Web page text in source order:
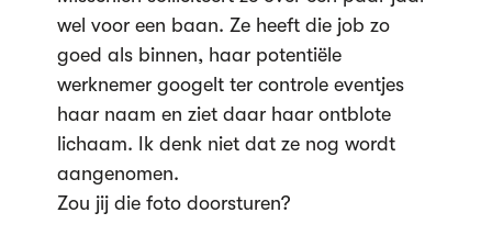
wel voor een baan. Ze heeft die job zo
goed als binnen, haar potentiële
werknemer googelt ter controle eventjes
haar naam en ziet daar haar ontblote
lichaam. Ik denk niet dat ze nog wordt
aangenomen.
Zou jij die foto doorsturen?